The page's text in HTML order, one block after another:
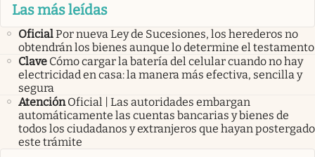
Las más leídas
OficialPor nueva Ley de Sucesiones, los herederos no
obtendrán los bienes aunque lo determine el testamento
Clave Cómo cargar la batería del celular cuando no hay
electricidad en casa: la manera más efectiva, sencilla y
segura
Atención Oficial | Las autoridades embargan
automáticamente las cuentas bancarias y bienes de
todos los ciudadanos y extranjeros que hayan postergado
este trámite